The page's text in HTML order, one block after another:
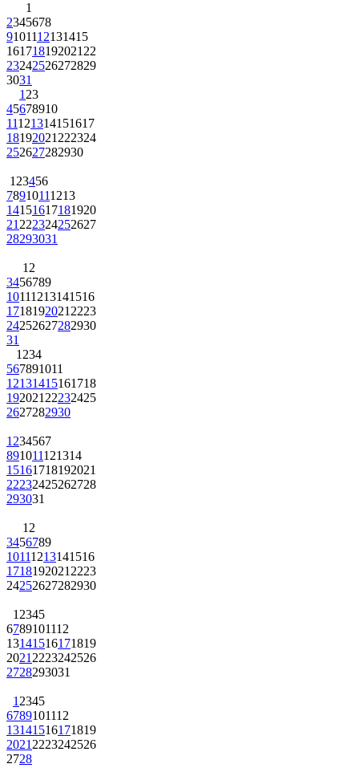
1
2345678
9101112131415
16171819202122
23242526272829
3031
123
45678910
11121314151617
18192021222324
252627282930
123456
78910111213
14151617181920
21222324252627
28293031
12
3456789
10111213141516
17181920212223
24252627282930
31
1234
567891011
12131415161718
19202122232425
2627282930
1234567
891011121314
15161718192021
22232425262728
293031
12
3456789
10111213141516
17181920212223
24252627282930
12345
6789101112
13141516171819
20212223242526
2728293031
12345
6789101112
13141516171819
20212223242526
2728